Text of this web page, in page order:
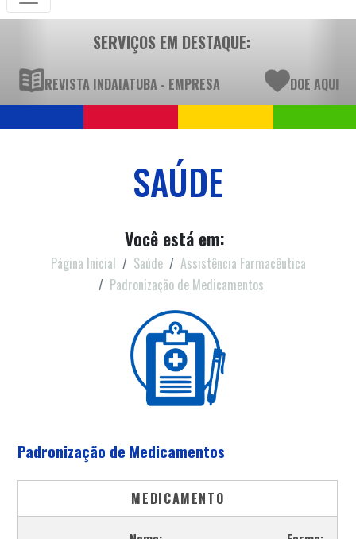
SERVIÇOS EM DESTAQUE:
REVISTA INDAIATUBA - EMPRESA DOE AQUI
SAÚDE
Você está em:
Página Inicial Saúde
Assistência Farmacêutica
Padronização de Medicamentos
Padronização de Medicamentos
MEDICAMENTO